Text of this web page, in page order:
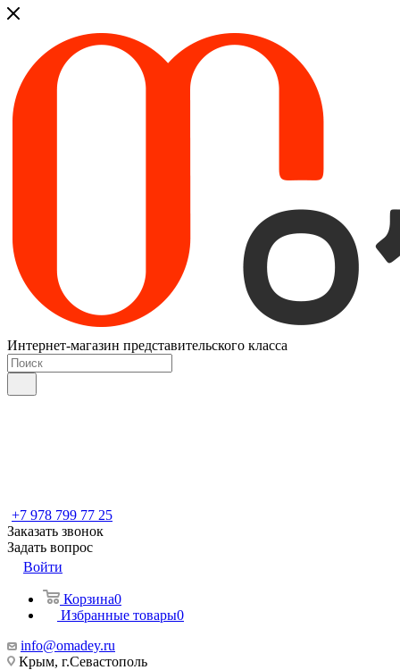
Интернет-магазин представительского класса
+7 978 799 77 25
Заказать звонок
Задать вопрос
Войти
Корзина0
Избранные товары0
info@omadey.ru
Крым, г.Севастополь